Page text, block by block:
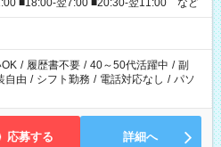
■18:00-翌7:00 ■20:30-翌11:00 など
OK / 履歴書不要 / 40～50代活躍中 / 副
自由 / シフト勤務 / 電話対応なし / パソ
応募する 詳細へ